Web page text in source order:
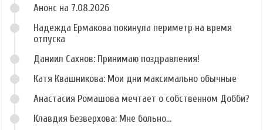
Анонс на 7.08.2026
Надежда Ермакова покинула периметр на время
отпуска
Даниил Сахнов: Принимаю поздравления!
Катя Квашникова: Мои дни максимально обычные
Анастасия Ромашова мечтает о собственном Добби?
Клавдия Безверхова: Мне больно...